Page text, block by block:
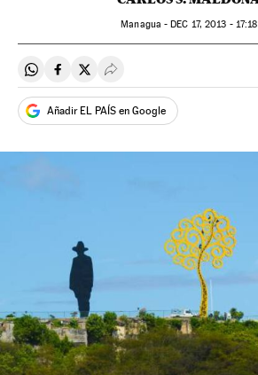
Managua -DEC 17, 2013 - 17:18
Compartir en Whatsapp
Compartir en Facebook
Compartir en Twitter
Desplegar Redes Sociales
Añadir EL PAÍS en Google